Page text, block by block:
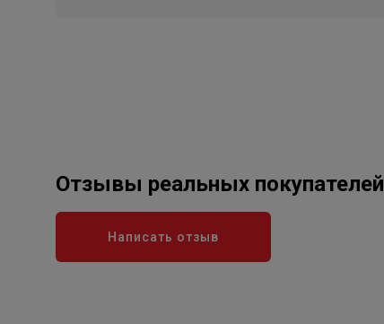
Отзывы реальных покупателей
Написать отзыв